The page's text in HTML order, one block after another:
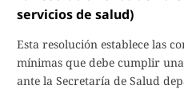
servicios de salud)
Esta resolución establece las
mínimas que debe cumplir
ante la Secretaría de Salud